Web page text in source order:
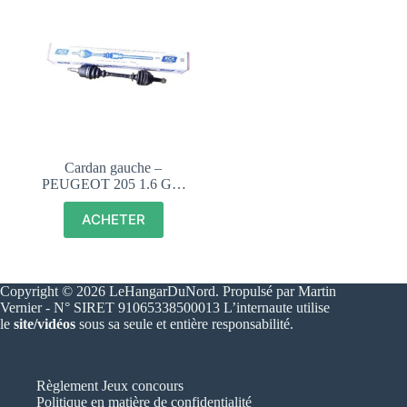
Cardan gauche –
PEUGEOT 205 1.6 GTI
CTI, DTURBO, DIESEL
– 327367
ACHETER
Copyright © 2026 LeHangarDuNord. Propulsé par Martin
Vernier - N° SIRET 91065338500013 L’internaute utilise
le site/vidéos sous sa seule et entière responsabilité.
Règlement Jeux concours
Politique en matière de confidentialité